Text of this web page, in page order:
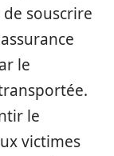
souscrire
le
le
victimes